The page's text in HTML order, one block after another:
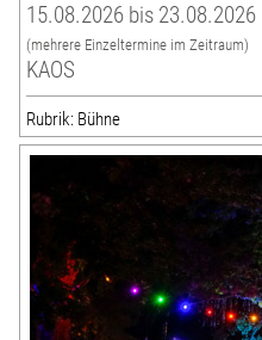
15.08.2026 bis 23.08.2026
(mehrere Einzeltermine im Zeitraum)
KAOS
Rubrik: Bühne